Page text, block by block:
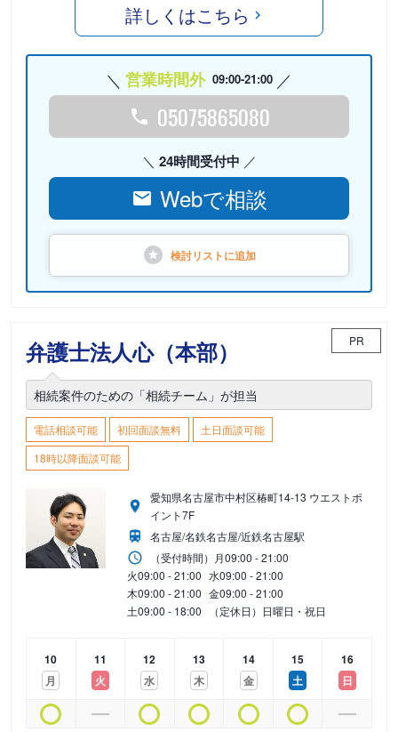
詳しくはこちら
営業時間外 09:00-21:00
05075865080
24時間受付中
Webで相談
検討リストに追加
弁護士法人心（本部） PR
相続案件のための「相続チーム」が担当
電話相談可能 初回面談無料
土日面談可能
18時以降面談可能
愛知県名古屋市中村区椿町14-13 ウエストポ
イント7F
名古屋/名鉄名古屋/近鉄名古屋駅
（受付時間） 月09:00 - 21:00
火09:00 - 21:00 水09:00 - 21:00
木09:00 - 21:00 金09:00 - 21:00
土09:00 - 18:00 （定休日）日曜日・祝日
10
月
11
火
12
水
13
木
14
金
15
土
16
日